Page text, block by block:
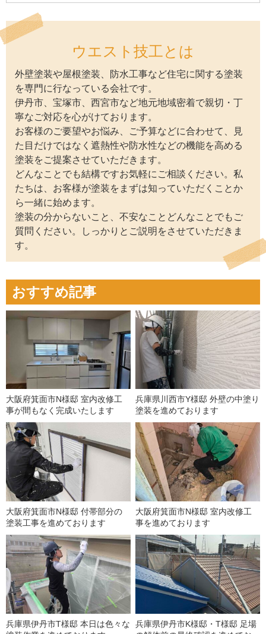
ウエスト技工とは
外壁塗装や屋根塗装、防水工事など住宅に関する塗装
を専門に行なっている会社です。
伊丹市、宝塚市、西宮市など地元地域密着で親切・丁
寧なご対応を心がけております。
お客様のご要望やお悩み、ご予算などに合わせて、見
た目だけではなく遮熱性や防水性などの機能を高める
塗装をご提案させていただきます。
どんなことでも結構ですお気軽にご相談ください。私
たちは、お客様が塗装をまずは知っていただくことか
ら一緒に始めます。
塗装の分からないこと、不安なことどんなことでもご
質問ください。しっかりとご説明をさせていただきま
す。
おすすめ記事
大阪府箕面市N様邸 室内改修工
事が間もなく完成いたします
兵庫県川西市Y様邸 外壁の中塗り
塗装を進めております
大阪府箕面市N様邸 付帯部分の
塗装工事を進めております
大阪府箕面市N様邸 室内改修工
事を進めております
兵庫県伊丹市T様邸 本日は色々な
兵庫県伊丹市K様邸・T様邸 足場